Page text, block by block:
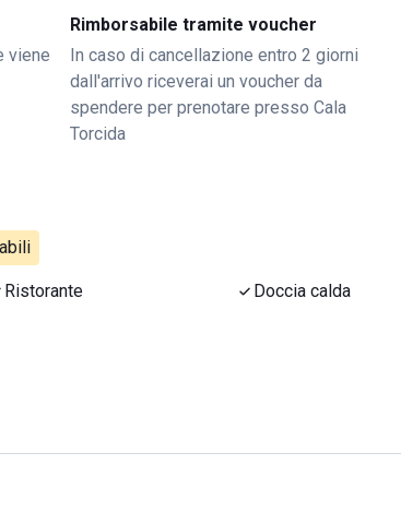
viene
Rimborsabile tramite voucher
In caso di cancellazione entro 2 giorni
dall'arrivo riceverai un voucher da
spendere per prenotare presso Cala
Torcida
Ristorante Doccia calda